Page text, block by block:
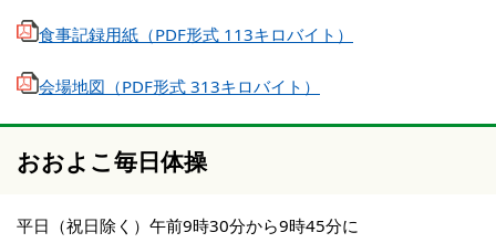
食事記録用紙（PDF形式 113キロバイト）
会場地図（PDF形式 313キロバイト）
おおよこ毎日体操
平日（祝日除く）午前9時30分から9時45分に